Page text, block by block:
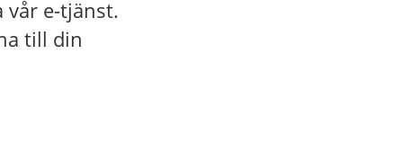
vår e-tjänst.
till din